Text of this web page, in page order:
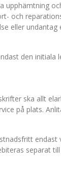
upphämtning
och
eller
den
ska allt
på plats.
separat till